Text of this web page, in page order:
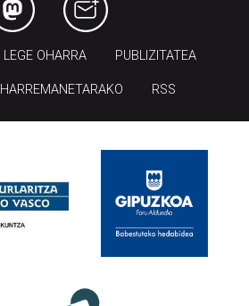
LEGE OHARRA PUBLIZITATEA
HARREMANETARAKO RSS